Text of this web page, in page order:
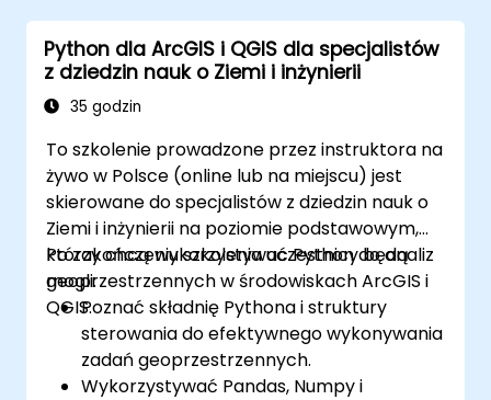
rozwiązywania problemów w
rzeczywistych scenariuszach.
Przeprowadzać analizę geostatystyczną
w celu zaawansowanej interpretacji
Integrować zewnętrzne źródła danych i
wykorzystywać analizę danych
przestrzennych 3D.
Python dla ArcGIS i QGIS dla specjalistów
z dziedzin nauk o Ziemi i inżynierii
35 godzin
To szkolenie prowadzone przez instruktora na
żywo w Polsce (online lub na miejscu) jest
skierowane do specjalistów z dziedzin nauk o
Ziemi i inżynierii na poziomie podstawowym,
którzy chcą wykorzystywać Python do analiz
geoprzestrzennych w środowiskach ArcGIS i
QGIS.
Po zakończeniu szkolenia uczestnicy będą
mogli:
Poznać składnię Pythona i struktury
sterowania do efektywnego wykonywania
zadań geoprzestrzennych.
Wykorzystywać Pandas, Numpy i